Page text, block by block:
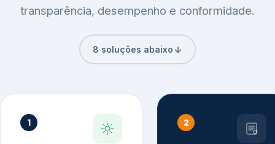
transparência, desempenho e conformidade.
8 soluções abaixo
1 2